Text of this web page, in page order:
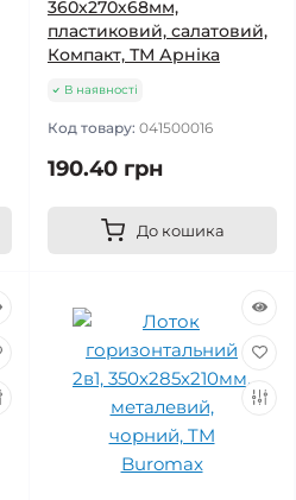
360х270х68мм,
пластиковий, салатовий,
Компакт, ТМ Арніка
В наявності
Код товару: 041500016
190.40 грн
До кошика